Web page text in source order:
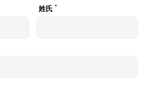
姓氏 *